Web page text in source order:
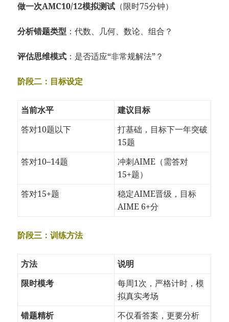
做一次AMC10/12模拟测试 （限时75分钟）
分析错题类型 ：代数、几何、数论、组合？
评估思维模式 ：是否适应“非常规解法”？
阶段二：目标设定
当前水平
建议目标
答对10题以下
打基础，目标下一年突破
15题
答对10–14题
冲刺AIME（需答对
15+题）
答对15+题
稳定AIME晋级，目标
AIME 6+分
阶段三：训练方法
方法
说明
限时模考
每周1次，严格计时，模
拟真实考场
错题精析
不仅看答案，更要分析